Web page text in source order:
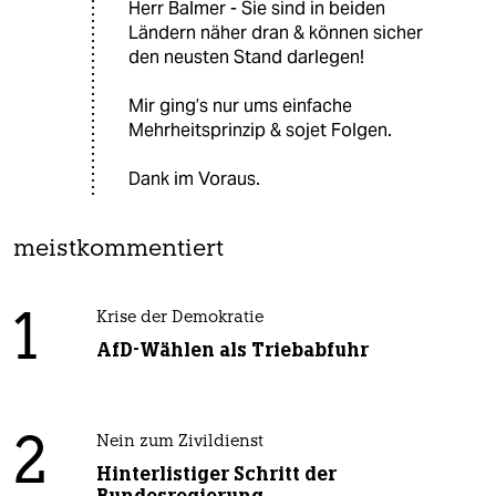
Herr Balmer - Sie sind in beiden
Ländern näher dran & können sicher
den neusten Stand darlegen!
Mir ging’s nur ums einfache
Mehrheitsprinzip & sojet Folgen.
Dank im Voraus.
meistkommentiert
1 Krise der Demokratie
AfD-Wählen als Triebabfuhr
2 Nein zum Zivildienst
Hinterlistiger Schritt der